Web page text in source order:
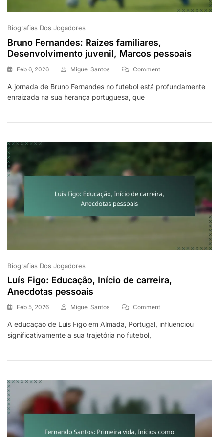
Biografias Dos Jogadores
Bruno Fernandes: Raízes familiares,
Desenvolvimento juvenil, Marcos pessoais
Feb 6, 2026 Miguel Santos CommentOn
Fernandes:
Juvenil,
Pessoais
A jornada de Bruno Fernandes no futebol está profundamente
enraizada na sua herança portuguesa, que
Biografias Dos Jogadores
Luís Figo: Educação, Início de carreira,
Anecdotas pessoais
Feb 5, 2026 Miguel Santos CommentOn
Figo:
Carreira,
Pessoais
A educação de Luís Figo em Almada, Portugal, influenciou
significativamente a sua trajetória no futebol,